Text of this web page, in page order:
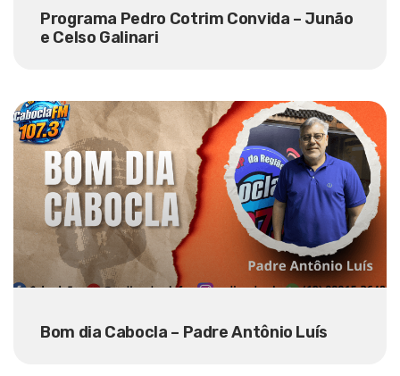
Programa Pedro Cotrim Convida – Junão
e Celso Galinari
Bom dia Cabocla – Padre Antônio Luís